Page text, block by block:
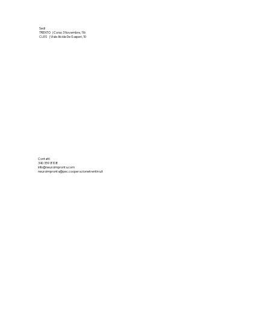
Sedi
TRENTO | Corso 3 Novembre, 116
CLES | Viale Alcide De Gasperi, 10
Contatti
340 359 8108
info@neuroimpronta.com
neuroimpronta@pec.cooperazionetrentina.it